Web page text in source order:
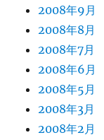
2008年9月
2008年8月
2008年7月
2008年6月
2008年5月
2008年3月
2008年2月